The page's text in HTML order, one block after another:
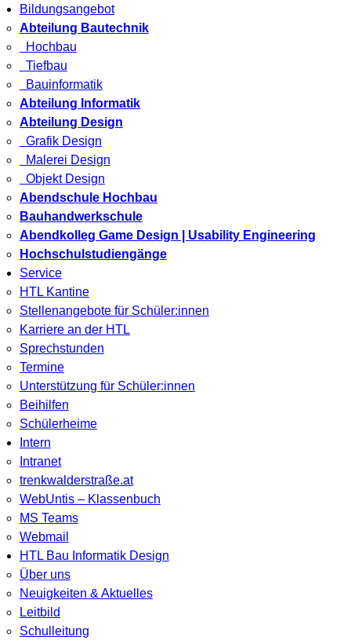
Bildungsangebot
Abteilung Bautechnik
Hochbau
Tiefbau
Bauinformatik
Abteilung Informatik
Abteilung Design
Grafik Design
Malerei Design
Objekt Design
Abendschule Hochbau
Bauhandwerkschule
Abendkolleg Game Design | Usability Engineering
Hochschulstudiengänge
Service
HTL Kantine
Stellenangebote für Schüler:innen
Karriere an der HTL
Sprechstunden
Termine
Unterstützung für Schüler:innen
Beihilfen
Schülerheime
Intern
Intranet
trenkwalderstraße.at
WebUntis – Klassenbuch
MS Teams
Webmail
HTL Bau Informatik Design
Über uns
Neuigkeiten & Aktuelles
Leitbild
Schulleitung